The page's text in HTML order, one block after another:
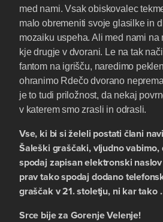
med nami. Vsak obiskovalec
malo obremeniti svoje glasilke in
mozaiku uspeha. Ali med nami na
kje drugje v dvorani. Le na tak
fantom na igrišču, naredimo
ohranimo Rdečo dvorano
je to tudi priložnost, da nekaj
v katerem smo zrasli in odrasli.
Vse, ki bi si želeli postati člani
Šaleški graščaki, vljudno vabimo,
spodaj zapisan elektronski
prav tako spodaj dodano
graščak v 21. stoletju, ni kar tako
Srce bije za Gorenje Velenje!